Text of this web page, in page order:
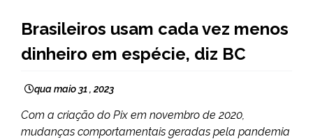
NOTÍCIAS
Brasileiros usam cada vez menos
dinheiro em espécie, diz BC
qua maio 31 , 2023
Com a criação do Pix em novembro de 2020,
mudanças comportamentais geradas pela pandemia